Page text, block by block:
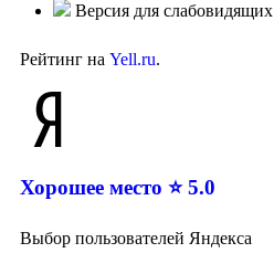
Версия для слабовидящих
Рейтинг на Yell.ru.
Хорошее место ⭐ 5.0
Выбор пользователей Яндекса